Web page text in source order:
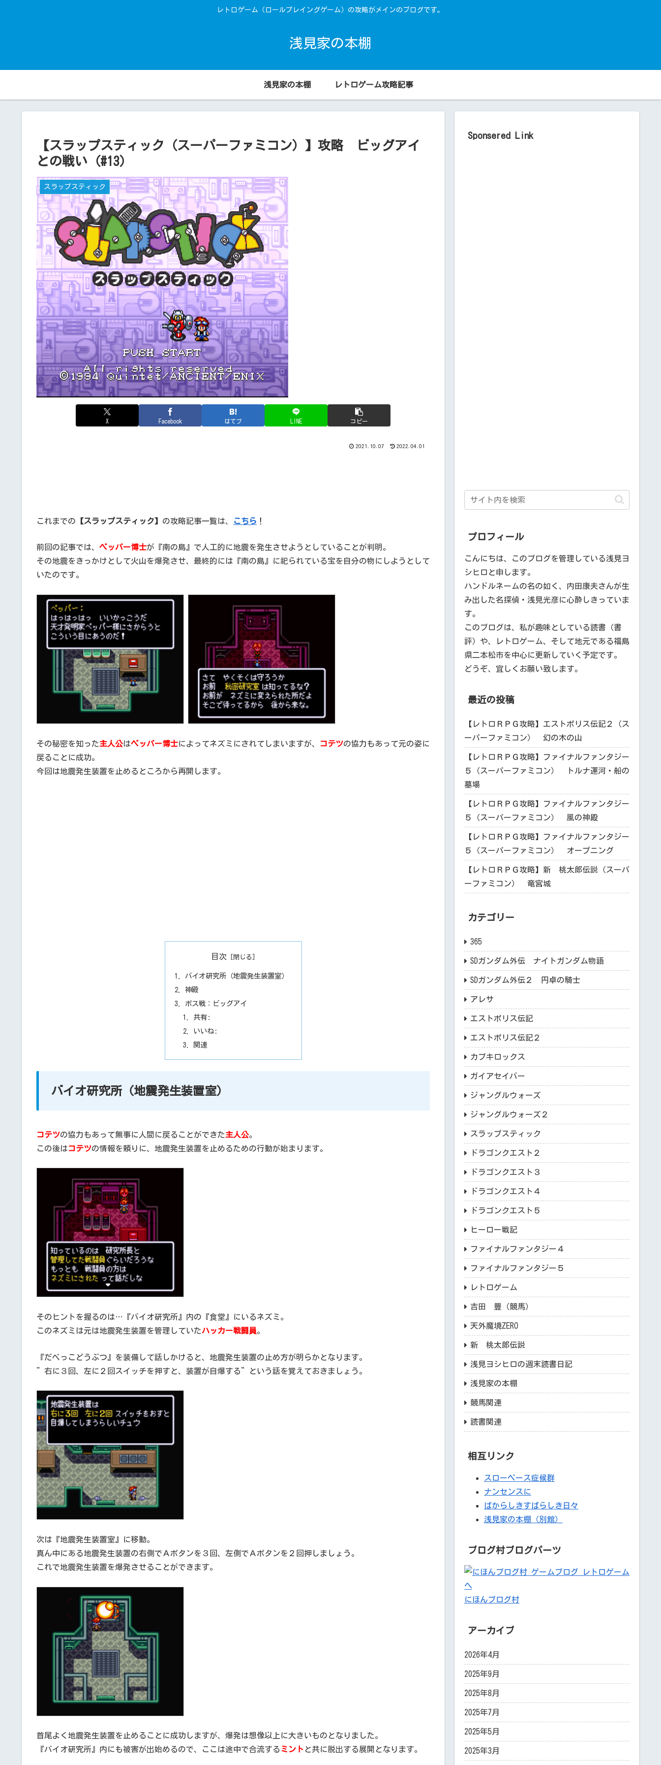
レトロゲーム（ロールプレイングゲーム）の攻略がメインのブログです。
浅見家の本棚
浅見家の本棚 レトロゲーム攻略記事
【スラップスティック（スーパーファミコン）】攻略 ビッグアイ
との戦い（#13）
スラップスティック
X Facebook はてブ LINE コピー
2021.10.07 2022.04.01
これまでの 【スラップスティック】 の攻略記事一覧は、 こちら ！
前回の記事では、 ペッパー博士が『南の島』で人工的に地震を発生させようとしていることが判明。
その地震をきっかけとして火山を爆発させ、最終的には『南の島』に祀られている宝を自分の物にしようとして
いたのです。
その秘密を知った主人公はペッパー博士によってネズミにされてしまいますが、 コテツの協力もあって元の姿に
戻ることに成功。
今回は地震発生装置を止めるところから再開します。
目次
バイオ研究所（地震発生装置室）
神殿
ボス戦：ビッグアイ
共有:
いいね:
関連
バイオ研究所（地震発生装置室）
コテツの協力もあって無事に人間に戻ることができた主人公。
この後はコテツの情報を頼りに、地震発生装置を止めるための行動が始まります。
そのヒントを握るのは…『バイオ研究所』内の『食堂』にいるネズミ。
このネズミは元は地震発生装置を管理していたハッカー戦闘員。
『だべっこどうぶつ』を装備して話しかけると、地震発生装置の止め方が明らかとなります。
”右に３回、左に２回スイッチを押すと、装置が自爆する”という話を覚えておきましょう。
次は『地震発生装置室』に移動。
真ん中にある地震発生装置の右側でＡボタンを３回、左側でＡボタンを２回押しましょう。
これで地震発生装置を爆発させることができます。
首尾よく地震発生装置を止めることに成功しますが、爆発は想像以上に大きいものとなりました。
『バイオ研究所』内にも被害が出始めるので、ここは途中で合流する ミント と共に脱出する展開となります。
Sponsered Link
プロフィール
こんにちは、このブログを管理している浅見ヨ
シヒロと申します。
ハンドルネームの名の如く、内田康夫さんが生
み出した名探偵・浅見光彦に心酔しきっていま
す。
このブログは、私が趣味としている読書（書
評）や、レトロゲーム、そして地元である福島
県二本松市を中心に更新していく予定です。
どうぞ、宜しくお願い致します。
最近の投稿
【レトロＲＰＧ攻略】エストポリス伝記２（ス
ーパーファミコン） 幻の木の山
【レトロＲＰＧ攻略】ファイナルファンタジー
５（スーパーファミコン） トルナ運河・船の
墓場
【レトロＲＰＧ攻略】ファイナルファンタジー
５（スーパーファミコン） 風の神殿
【レトロＲＰＧ攻略】ファイナルファンタジー
５（スーパーファミコン） オープニング
【レトロＲＰＧ攻略】新 桃太郎伝説（スーパ
ーファミコン） 竜宮城
カテゴリー
365
SDガンダム外伝 ナイトガンダム物語
SDガンダム外伝２ 円卓の騎士
アレサ
エストポリス伝記
エストポリス伝記２
カブキロックス
ガイアセイバー
ジャングルウォーズ
ジャングルウォーズ２
スラップスティック
ドラゴンクエスト２
ドラゴンクエスト３
ドラゴンクエスト４
ドラゴンクエスト５
ヒーロー戦記
ファイナルファンタジー４
ファイナルファンタジー５
レトロゲーム
吉田 豊（競馬）
天外魔境ZERO
新 桃太郎伝説
浅見ヨシヒロの週末読書日記
浅見家の本棚
競馬関連
読書関連
相互リンク
スローペース症候群
ナンセンスに
ばからしきすばらしき日々
浅見家の本棚（別館）
ブログ村ブログパーツ
にほんブログ村
アーカイブ
2026年4月
2025年9月
2025年8月
2025年7月
2025年5月
2025年3月